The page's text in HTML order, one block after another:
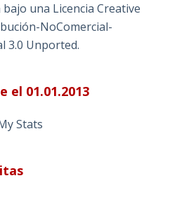
bajo una Licencia Creative
NoComercial-
3.0 Unported.
el 01.01.2013
Stats